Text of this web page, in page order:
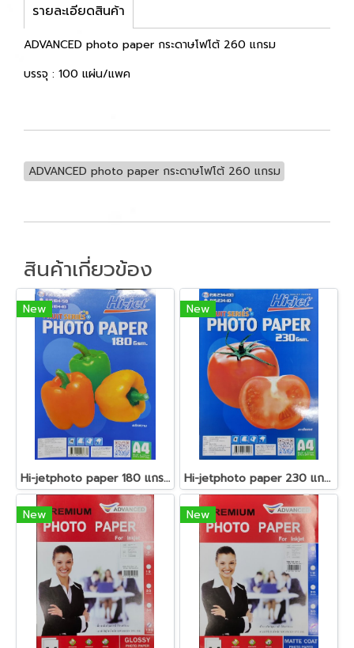
รายละเอียดสินค้า
ADVANCED photo paper กระดาษโฟโต้ 260 แกรม
บรรจุ : 100 แผ่น/แพค
ADVANCED photo paper กระดาษโฟโต้ 260 แกรม
สินค้าเกี่ยวข้อง
New
Hi-jetphoto paper 180 แกรม
New
Hi-jetphoto paper 230 แกรม
New New